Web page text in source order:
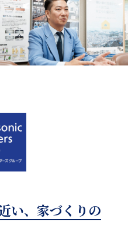
い、家づくりの